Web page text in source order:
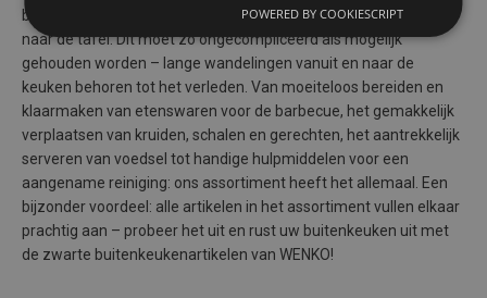
bereiding van de etenswaren tot aan het gemakkelijke vervoer
naar de tafel. Dit moet zo ongecompliceerd als mogelijk
gehouden worden – lange wandelingen vanuit en naar de
keuken behoren tot het verleden. Van moeiteloos bereiden en
klaarmaken van etenswaren voor de barbecue, het gemakkelijk
verplaatsen van kruiden, schalen en gerechten, het aantrekkelijk
serveren van voedsel tot handige hulpmiddelen voor een
aangename reiniging: ons assortiment heeft het allemaal. Een
bijzonder voordeel: alle artikelen in het assortiment vullen elkaar
prachtig aan – probeer het uit en rust uw buitenkeuken uit met
de zwarte buitenkeukenartikelen van WENKO!
POWERED BY COOKIESCRIPT